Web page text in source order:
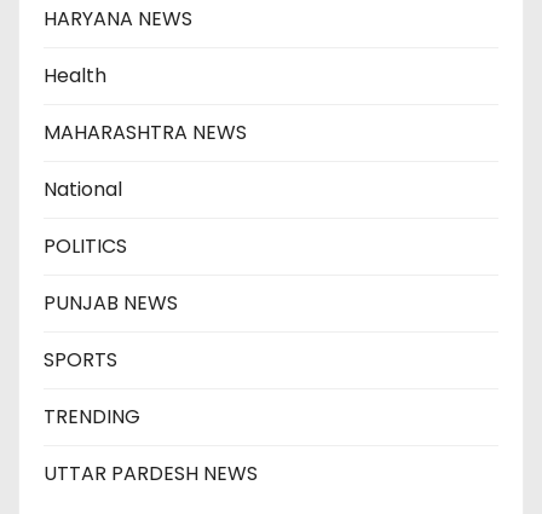
HARYANA NEWS
Health
MAHARASHTRA NEWS
National
POLITICS
PUNJAB NEWS
SPORTS
TRENDING
UTTAR PARDESH NEWS